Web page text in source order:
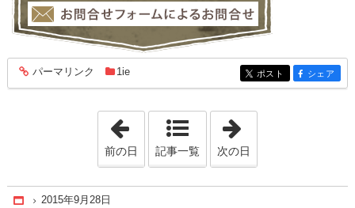
entry1770
パーマリンク 1ie entry1770
ポスト entry1770
シェア
「2015年9月27日」
前の日 記事一覧 次の日
Home
2015年9月28日